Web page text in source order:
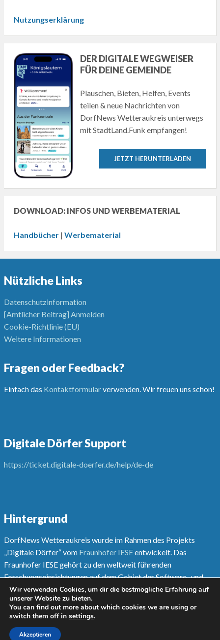
Nutzungserklärung
DER DIGITALE WEGWEISER
FÜR DEINE GEMEINDE
Plauschen, Bieten, Helfen, Events
teilen & neue Nachrichten von
DorfNews Wetteraukreis unterwegs
mit StadtLand.Funk empfangen!
JETZT HERUNTERLADEN
DOWNLOAD: INFOS UND WERBEMATERIAL
Handbücher| Werbematerial
Nützliche Links
Datenschutzinformation
[Amtlicher Beitrag] Anmelden
Cookie-Richtlinie (EU)
Weitere Informationen
Fragen oder Feedback?
Einfach das Kontaktformularverwenden. Wir freuen uns schon!
Digitale Dörfer Support
https://ticket.digitale-doerfer.de/help/de-de
Hintergrund
DorfNews Wetteraukreis wurde im Rahmen des Projekts
„Digitale Dörfer“ vom Fraunhofer IESEentwickelt. Das
Fraunhofer IESE gehört zu den weltweit führenden
Forschungseinrichtungen auf dem Gebiet der Software- und
Systementwicklungsmethoden.
Mehr unterwww.digitale-doerfer.de
Wir verwenden Cookies, um dir die bestmögliche Erfahrung auf
unserer Website zu bieten.
You can find out more about which cookies we are using or
switch them off in settings.
Akzeptieren